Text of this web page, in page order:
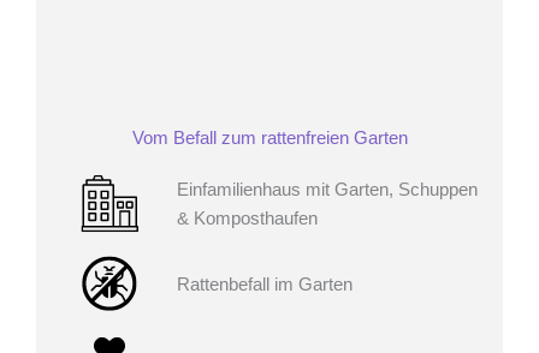
Vom Befall zum rattenfreien Garten
Einfamilienhaus mit Garten, Schuppen
& Komposthaufen
Rattenbefall im Garten